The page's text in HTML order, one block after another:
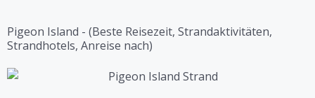
Pigeon Island - (Beste Reisezeit, Strandaktivitäten,
Strandhotels, Anreise nach)